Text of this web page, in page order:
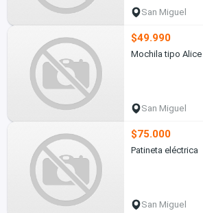
San Miguel
$49.990
Mochila tipo Alice
San Miguel
$75.000
Patineta eléctrica
San Miguel